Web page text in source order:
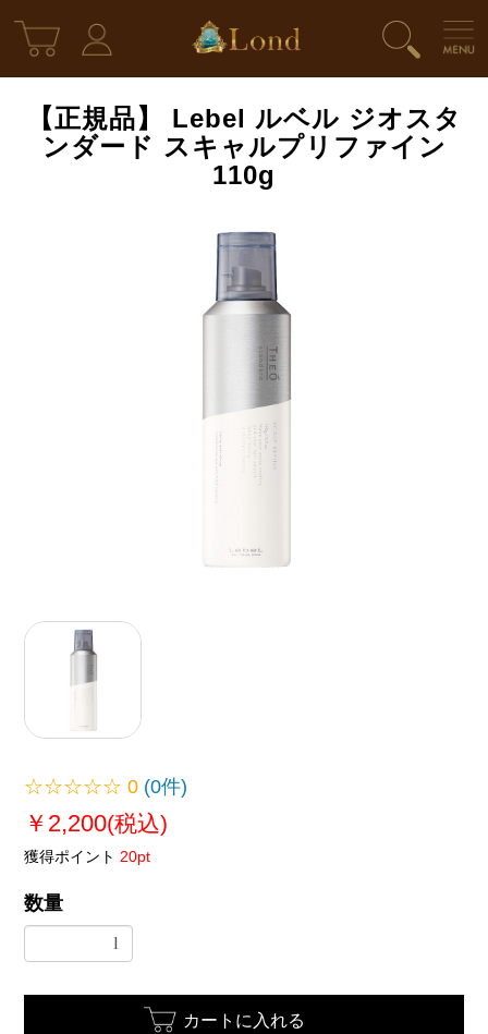
【正規品】 Lebel ルベル ジオスタ
ンダード スキャルプリファイン
110g
☆☆☆☆☆0 (0件)
￥2,200(税込)
獲得ポイント 20pt
数量
カートに入れる